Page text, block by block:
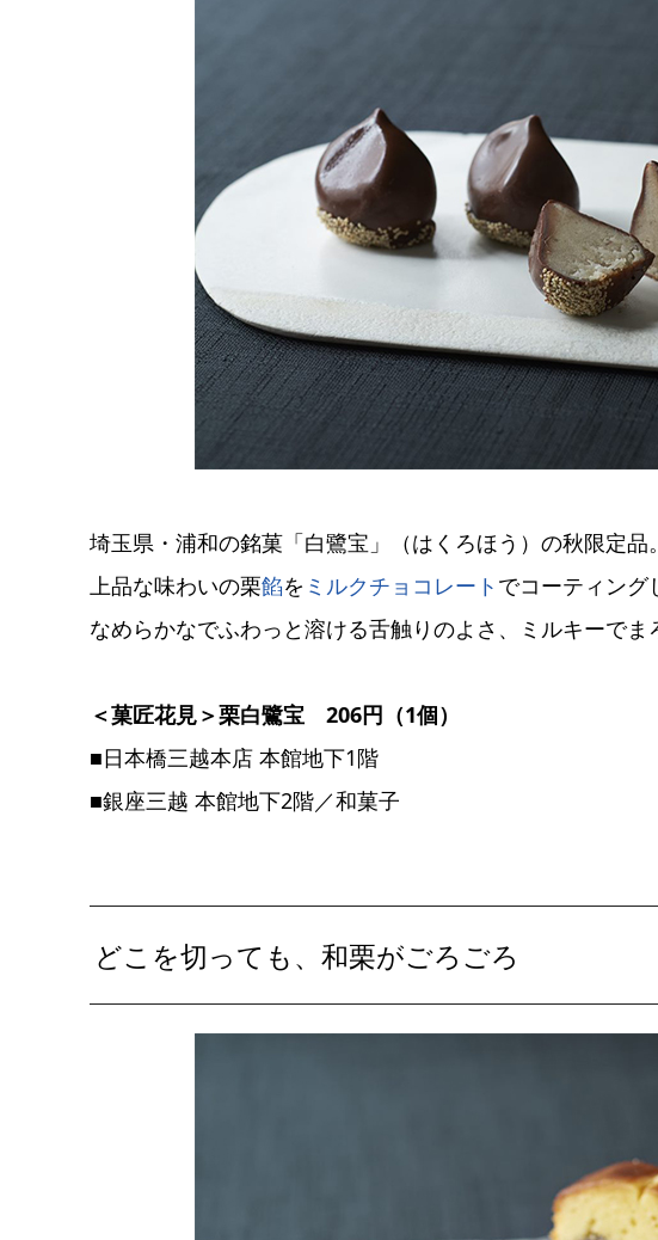
埼玉県・浦和の銘菓「白鷺宝」（はくろほう）の秋限定品。
上品な味わいの栗餡を ミルクチョコレート でコーティング
なめらかなでふわっと溶ける舌触りのよさ、ミルキーでま
＜菓匠花見＞栗白鷺宝 206円（1個）
■日本橋三越本店 本館地下1階
■銀座三越 本館地下2階／和菓子
どこを切っても、和栗がごろごろ